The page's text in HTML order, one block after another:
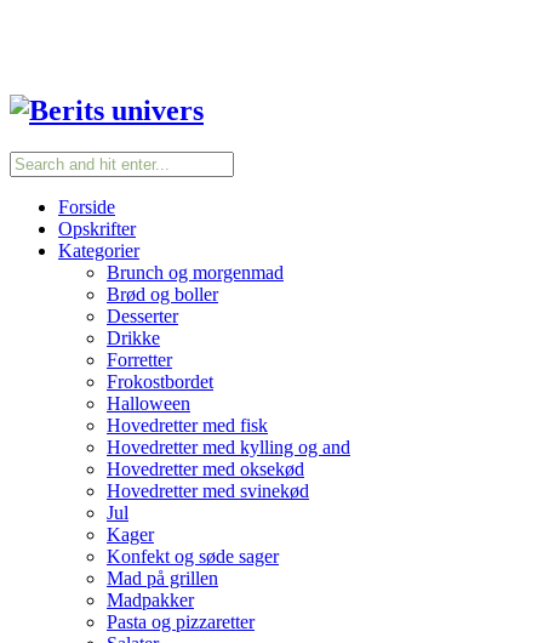
Forside
Opskrifter
Kategorier
Brunch og morgenmad
Brød og boller
Desserter
Drikke
Forretter
Frokostbordet
Halloween
Hovedretter med fisk
Hovedretter med kylling og and
Hovedretter med oksekød
Hovedretter med svinekød
Jul
Kager
Konfekt og søde sager
Mad på grillen
Madpakker
Pasta og pizzaretter